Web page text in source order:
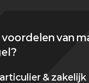
voordelen van
& zakelijk